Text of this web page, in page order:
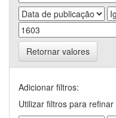
Retornar valores
Adicionar filtros:
Utilizar filtros para